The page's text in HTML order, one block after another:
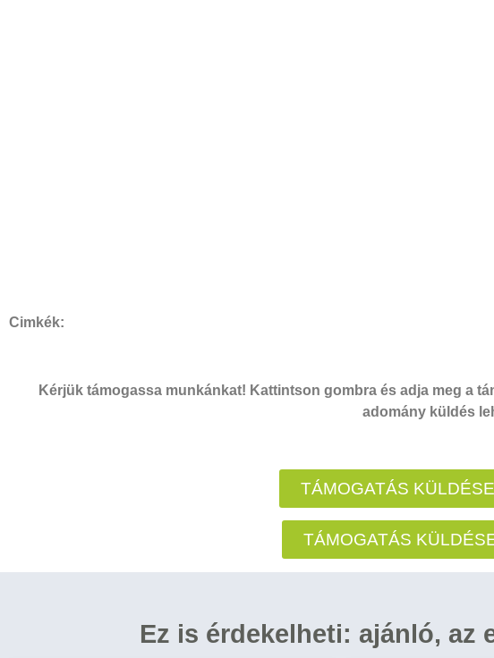
Cimkék:
Kérjük támogassa munkánkat! Kattintson gombra és adja meg a
adomány küldés
TÁMOGATÁS
TÁMOGATÁS
Ez is érdekelheti: ajánló, az